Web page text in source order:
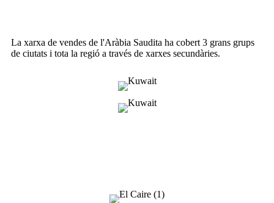
La xarxa de vendes de l'Aràbia Saudita ha cobert 3 grans grups
de ciutats i tota la regió a través de xarxes secundàries.